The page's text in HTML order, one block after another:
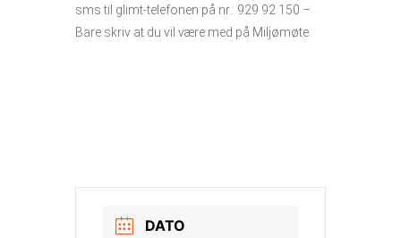
sms til glimt-telefonen på nr.: 929 92 150 –
Bare skriv at du vil være med på Miljømøte.
DATO